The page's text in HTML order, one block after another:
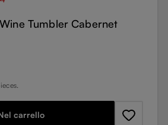
Tumbler Cabernet
carrello